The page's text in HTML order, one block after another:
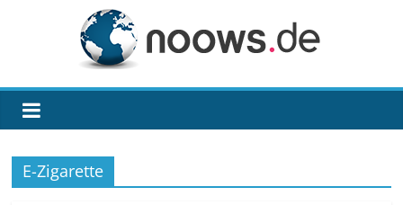
noows.de
E-Zigarette